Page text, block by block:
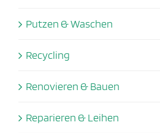
Putzen & Waschen
Recycling
Renovieren & Bauen
Reparieren & Leihen